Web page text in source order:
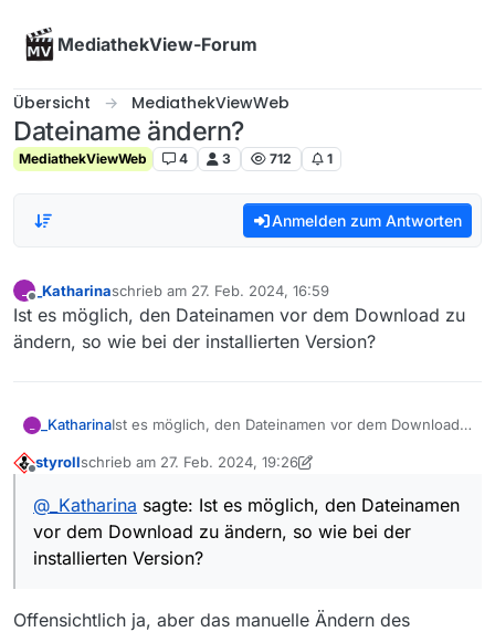
MediathekView-Forum
Übersicht MediathekViewWeb
Dateiname ändern?
MediathekViewWeb 4 3 712 1
Anmelden zum Antworten
_ _Katharinaschrieb am 27. Feb. 2024, 16:59
zuletzt editiert von
Ist es möglich, den Dateinamen vor dem Download zu
ändern, so wie bei der installierten Version?
_KatharinaIst es möglich, den Dateinamen vor dem Download
styrollschrieb am 27. Feb. 2024, 19:26
zuletzt editiert von styroll
@ _Katharina sagte: Ist es möglich, den Dateinamen
vor dem Download zu ändern, so wie bei der
installierten Version?
Offensichtlich ja, aber das manuelle Ändern des